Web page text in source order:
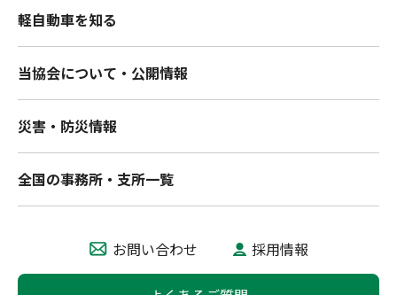
軽自動車を知る
当協会について・公開情報
災害・防災情報
全国の事務所・支所一覧
お問い合わせ 採用情報